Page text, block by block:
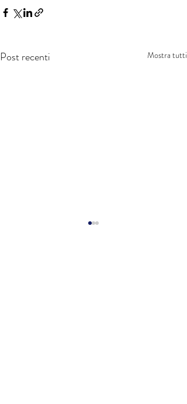
Post recenti Mostra tutti